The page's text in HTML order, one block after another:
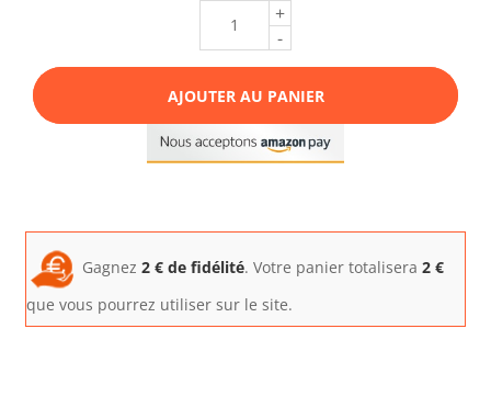
+
-
AJOUTER AU PANIER
Gagnez 2 € de fidélité. Votre panier totalisera 2 €
que vous pourrez utiliser sur le site.